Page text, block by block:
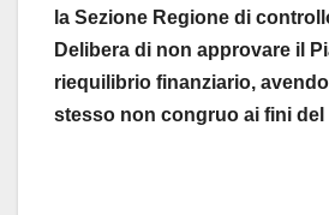
la Sezione Regione di
Delibera di non approvare il
riequilibrio finanziario,
stesso non congruo ai fini